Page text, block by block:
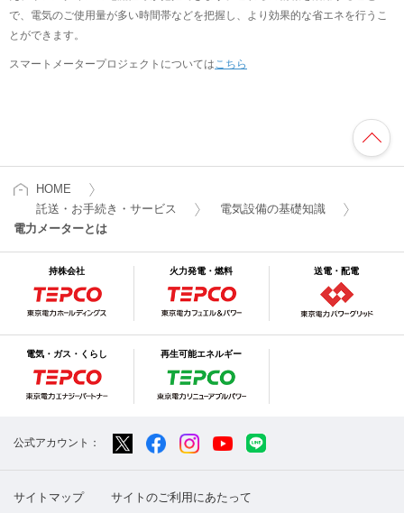
で、電気のご使用量が多い時間帯などを把握し、より効果的な省エネを行うこ
とができます。
スマートメータープロジェクトについては こちら
HOME
託送・お手続き・サービス
電気設備の基礎知識
電力メーターとは
持株会社 火力発電・燃料 送電・配電
電気・ガス・くらし 再生可能エネルギー
公式アカウント：
サイトマップ サイトのご利用にあたって